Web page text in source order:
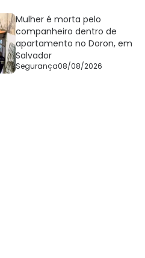
Mulher é morta pelo
companheiro dentro de
apartamento no Doron, em
Salvador
Segurança08/08/2026